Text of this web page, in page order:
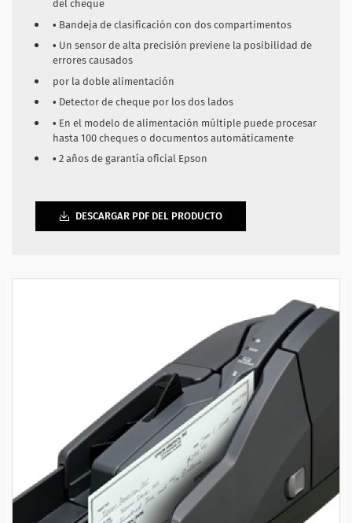
del cheque
• Bandeja de clasificación con dos compartimentos
• Un sensor de alta precisión previene la posibilidad de
errores causados
por la doble alimentación
• Detector de cheque por los dos lados
• En el modelo de alimentación múltiple puede procesar
hasta 100 cheques o documentos automáticamente
• 2 años de garantía oficial Epson
DESCARGAR PDF DEL PRODUCTO